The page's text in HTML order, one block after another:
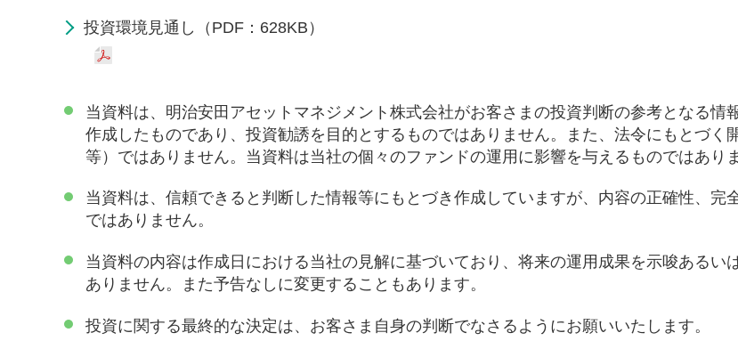
投資環境見通し（PDF：628KB）
当資料は、明治安田アセットマネジメント株式会社がお客さまの投資判断の参考となる情
作成したものであり、投資勧誘を目的とするものではありません。また、法令にもとづく
等）ではありません。当資料は当社の個々のファンドの運用に影響を与えるものではあり
当資料は、信頼できると判断した情報等にもとづき作成していますが、内容の正確性、完
ではありません。
当資料の内容は作成日における当社の見解に基づいており、将来の運用成果を示唆あるい
ありません。また予告なしに変更することもあります。
投資に関する最終的な決定は、お客さま自身の判断でなさるようにお願いいたします。